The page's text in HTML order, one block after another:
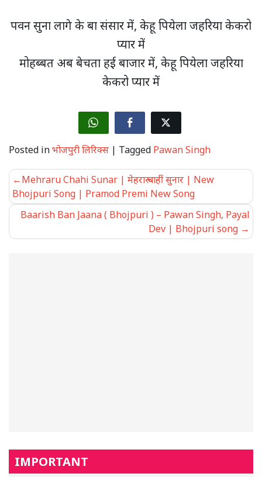
पवन सुना लागे के बा संसार में, केहू पियेला जहरिया केकरो
प्यार में
मोहब्बत अब बेचता हई बाजार में, केहू पियेला जहरिया
केकरो प्यार में
Posted inभोजपुरी लिरिक्स | Tagged Pawan Singh
Post
navigation
Mehraru Chahi Sunar | मेहरारू चाहीं सुनार | New
Bhojpuri Song | Pramod Premi New Song
Baarish Ban Jaana ( Bhojpuri ) – Pawan Singh, Payal
Dev | Bhojpuri song
IMPORTANT